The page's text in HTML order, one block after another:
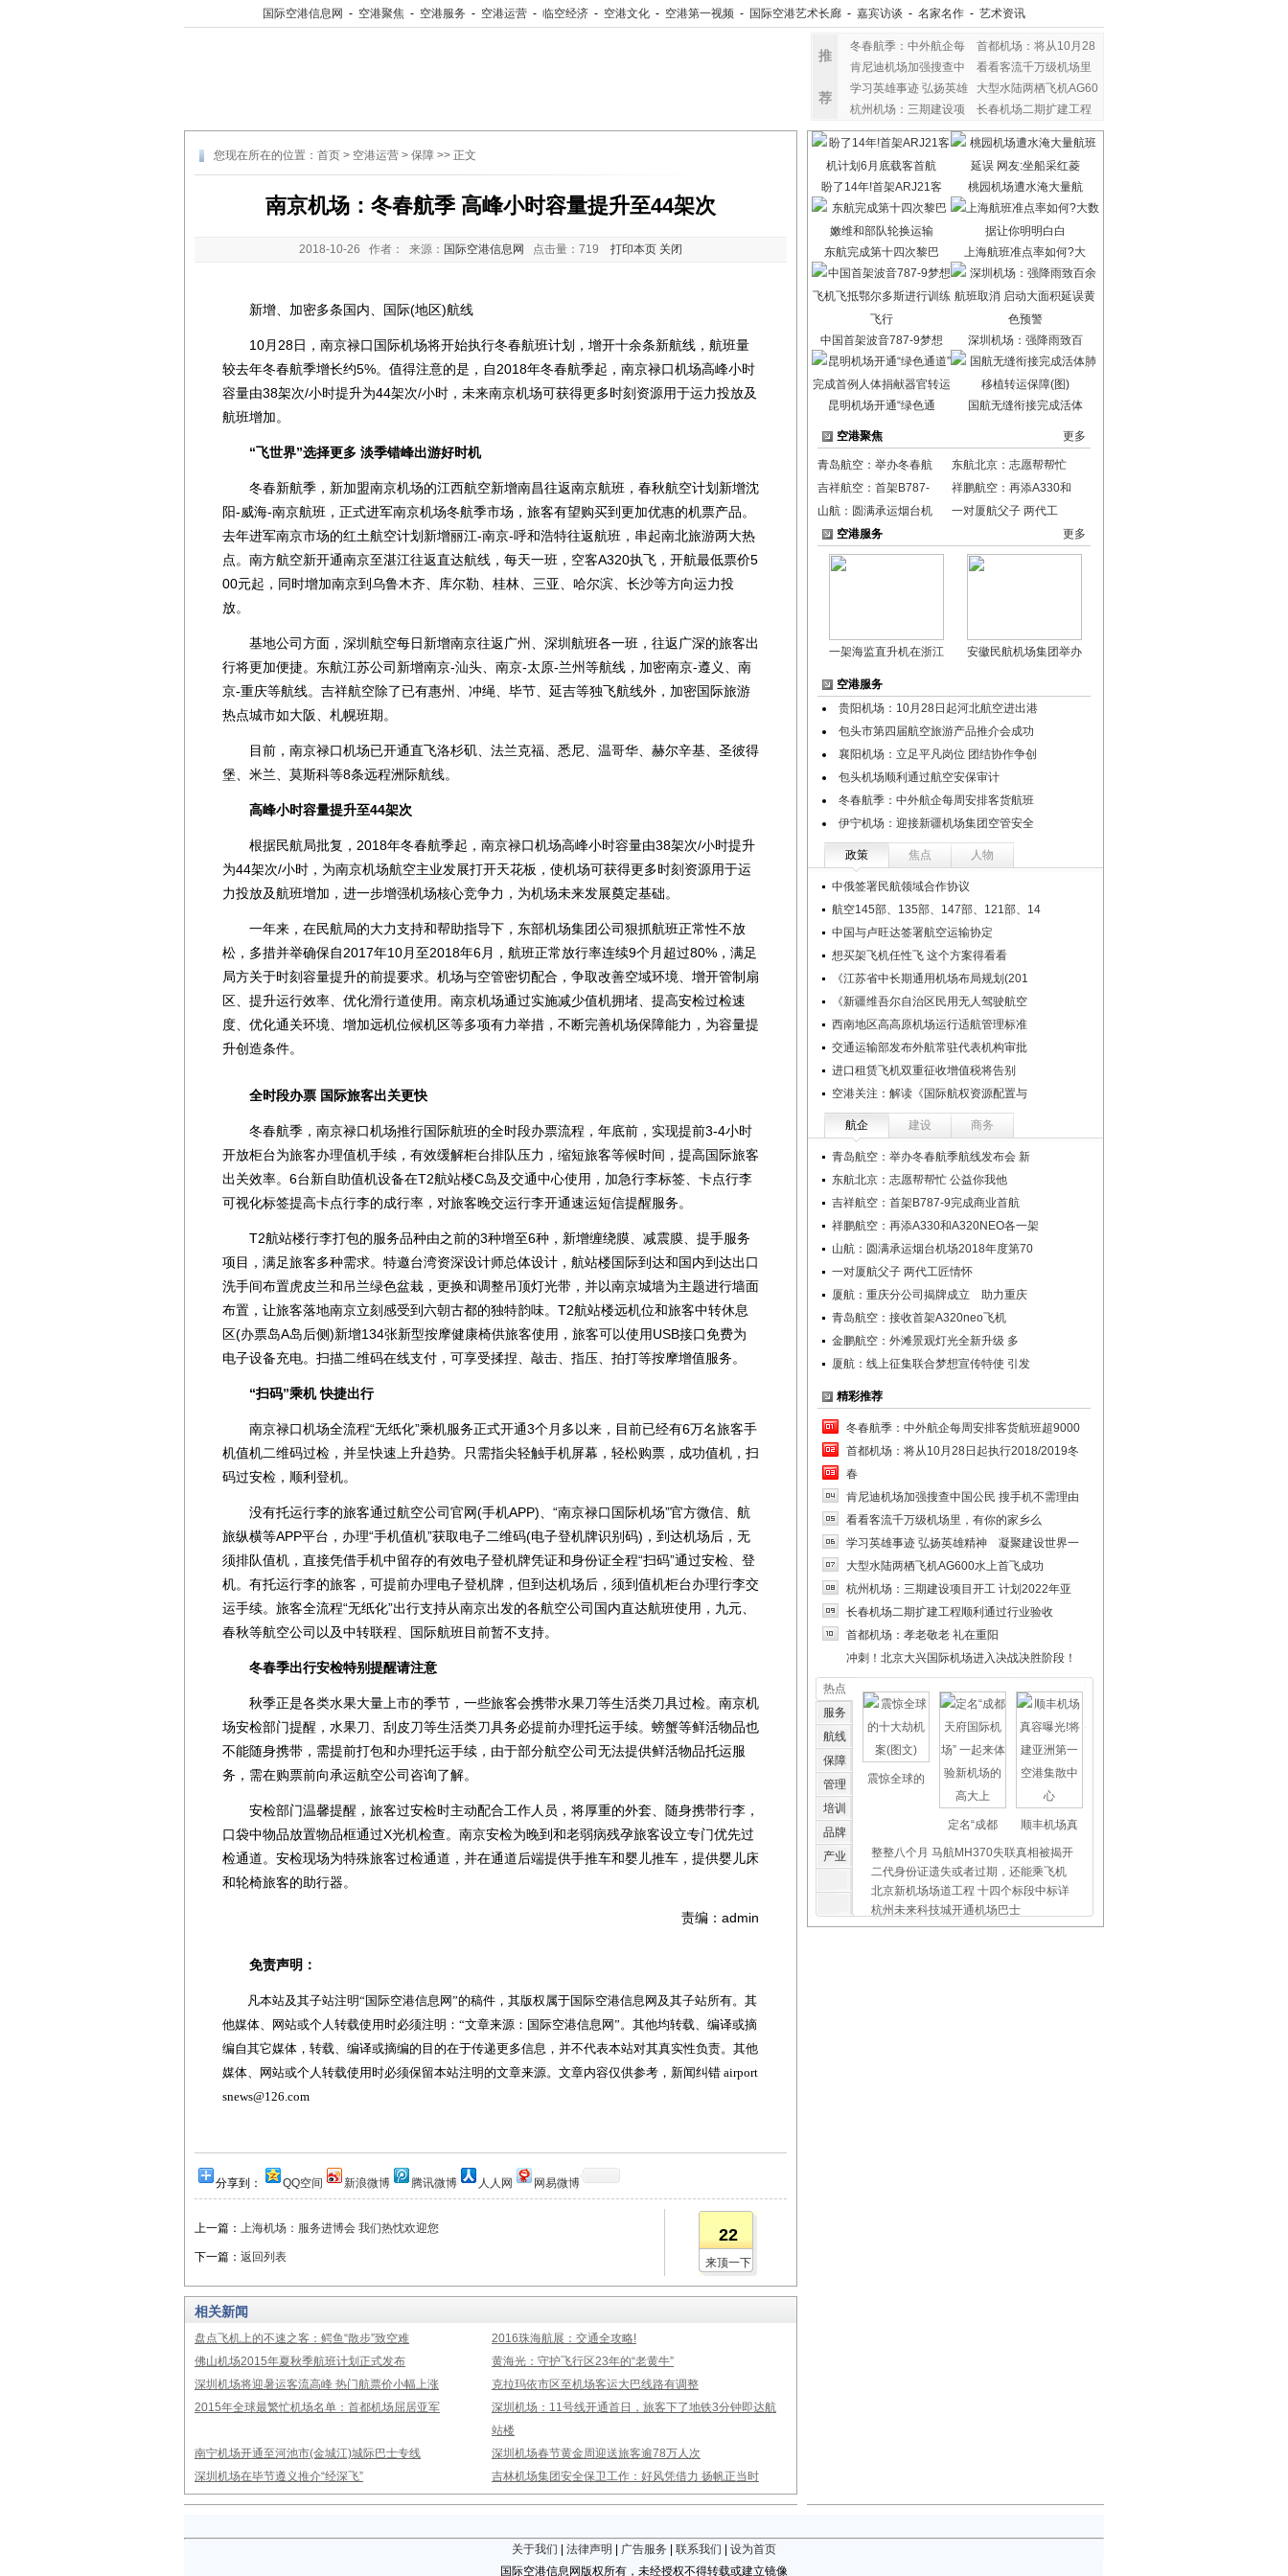
国际空港信息网 - 空港聚焦 - 空港服务 - 空港运营 - 临空经济 - 空港文化 - 空港第一视频 - 国际空港艺术长廊 - 嘉宾访谈 - 名家名作 - 艺术资讯
推
荐
冬春航季：中外航企每
首都机场：将从10月28
肯尼迪机场加强搜查中
看看客流千万级机场里
学习英雄事迹 弘扬英雄
大型水陆两栖飞机AG60
杭州机场：三期建设项
长春机场二期扩建工程
您现在所在的位置： 首页 > 空港运营 > 保障 >> 正文
南京机场：冬春航季 高峰小时容量提升至44架次
2018-10-26 作者： 来源： 国际空港信息网 点击量： 719 打印本页 关闭
新增、加密多条国内、国际(地区)航线
10月28日，南京禄口国际机场将开始执行冬春航班计划，增开十余条新航线，航班量
较去年冬春航季增长约5%。值得注意的是，自2018年冬春航季起，南京禄口机场高峰小时
容量由38架次/小时提升为44架次/小时，未来南京机场可获得更多时刻资源用于运力投放及
航班增加。
“飞世界”选择更多 淡季错峰出游好时机
冬春新航季，新加盟南京机场的江西航空新增南昌往返南京航班，春秋航空计划新增沈
阳-威海-南京航班，正式进军南京机场冬航季市场，旅客有望购买到更加优惠的机票产品。
去年进军南京市场的红土航空计划新增丽江-南京-呼和浩特往返航班，串起南北旅游两大热
点。南方航空新开通南京至湛江往返直达航线，每天一班，空客A320执飞，开航最低票价5
00元起，同时增加南京到乌鲁木齐、库尔勒、桂林、三亚、哈尔滨、长沙等方向运力投
放。
基地公司方面，深圳航空每日新增南京往返广州、深圳航班各一班，往返广深的旅客出
行将更加便捷。东航江苏公司新增南京-汕头、南京-太原-兰州等航线，加密南京-遵义、南
京-重庆等航线。吉祥航空除了已有惠州、冲绳、毕节、延吉等独飞航线外，加密国际旅游
热点城市如大阪、札幌班期。
目前，南京禄口机场已开通直飞洛杉矶、法兰克福、悉尼、温哥华、赫尔辛基、圣彼得
堡、米兰、莫斯科等8条远程洲际航线。
高峰小时容量提升至44架次
根据民航局批复，2018年冬春航季起，南京禄口机场高峰小时容量由38架次/小时提升
为44架次/小时，为南京机场航空主业发展打开天花板，使机场可获得更多时刻资源用于运
力投放及航班增加，进一步增强机场核心竞争力，为机场未来发展奠定基础。
一年来，在民航局的大力支持和帮助指导下，东部机场集团公司狠抓航班正常性不放
松，多措并举确保自2017年10月至2018年6月，航班正常放行率连续9个月超过80%，满足
局方关于时刻容量提升的前提要求。机场与空管密切配合，争取改善空域环境、增开管制扇
区、提升运行效率、优化滑行道使用。南京机场通过实施减少值机拥堵、提高安检过检速
度、优化通关环境、增加远机位候机区等多项有力举措，不断完善机场保障能力，为容量提
升创造条件。
全时段办票 国际旅客出关更快
冬春航季，南京禄口机场推行国际航班的全时段办票流程，年底前，实现提前3-4小时
开放柜台为旅客办理值机手续，有效缓解柜台排队压力，缩短旅客等候时间，提高国际旅客
出关效率。6台新自助值机设备在T2航站楼C岛及交通中心使用，加急行李标签、卡点行李
可视化标签提高卡点行李的成行率，对旅客晚交运行李开通速运短信提醒服务。
T2航站楼行李打包的服务品种由之前的3种增至6种，新增缠绕膜、减震膜、提手服务
项目，满足旅客多种需求。特邀台湾资深设计师总体设计，航站楼国际到达和国内到达出口
洗手间布置虎皮兰和吊兰绿色盆栽，更换和调整吊顶灯光带，并以南京城墙为主题进行墙面
布置，让旅客落地南京立刻感受到六朝古都的独特韵味。T2航站楼远机位和旅客中转休息
区(办票岛A岛后侧)新增134张新型按摩健康椅供旅客使用，旅客可以使用USB接口免费为
电子设备充电。扫描二维码在线支付，可享受揉捏、敲击、指压、拍打等按摩增值服务。
“扫码”乘机 快捷出行
南京禄口机场全流程“无纸化”乘机服务正式开通3个月多以来，目前已经有6万名旅客手
机值机二维码过检，并呈快速上升趋势。只需指尖轻触手机屏幕，轻松购票，成功值机，扫
码过安检，顺利登机。
没有托运行李的旅客通过航空公司官网(手机APP)、“南京禄口国际机场”官方微信、航
旅纵横等APP平台，办理“手机值机”获取电子二维码(电子登机牌识别码)，到达机场后，无
须排队值机，直接凭借手机中留存的有效电子登机牌凭证和身份证全程“扫码”通过安检、登
机。有托运行李的旅客，可提前办理电子登机牌，但到达机场后，须到值机柜台办理行李交
运手续。旅客全流程“无纸化”出行支持从南京出发的各航空公司国内直达航班使用，九元、
春秋等航空公司以及中转联程、国际航班目前暂不支持。
冬春季出行安检特别提醒请注意
秋季正是各类水果大量上市的季节，一些旅客会携带水果刀等生活类刀具过检。南京机
场安检部门提醒，水果刀、刮皮刀等生活类刀具务必提前办理托运手续。螃蟹等鲜活物品也
不能随身携带，需提前打包和办理托运手续，由于部分航空公司无法提供鲜活物品托运服
务，需在购票前向承运航空公司咨询了解。
安检部门温馨提醒，旅客过安检时主动配合工作人员，将厚重的外套、随身携带行李，
口袋中物品放置物品框通过X光机检查。南京安检为晚到和老弱病残孕旅客设立专门优先过
检通道。安检现场为特殊旅客过检通道，并在通道后端提供手推车和婴儿推车，提供婴儿床
和轮椅旅客的助行器。
责编：admin
免责声明：
凡本站及其子站注明“国际空港信息网”的稿件，其版权属于国际空港信息网及其子站所有。其
他媒体、网站或个人转载使用时必须注明：“文章来源：国际空港信息网”。其他均转载、编译或摘
编自其它媒体，转载、编译或摘编的目的在于传递更多信息，并不代表本站对其真实性负责。其他
媒体、网站或个人转载使用时必须保留本站注明的文章来源。文章内容仅供参考，新闻纠错 airport
snews@126.com
分享到： QQ空间 新浪微博 腾讯微博 人人网 网易微博
上一篇： 上海机场：服务进博会 我们热忱欢迎您
下一篇： 返回列表
22
来顶一下
相关新闻
盘点飞机上的不速之客：鳄鱼“散步”致空难
2016珠海航展：交通全攻略!
佛山机场2015年夏秋季航班计划正式发布
黄海光：守护飞行区23年的“老黄牛”
深圳机场将迎暑运客流高峰 热门航票价小幅上涨
克拉玛依市区至机场客运大巴线路有调整
2015年全球最繁忙机场名单：首都机场屈居亚军
深圳机场：11号线开通首日，旅客下了地铁3分钟即达航
站楼
南宁机场开通至河池市(金城江)城际巴士专线
深圳机场春节黄金周迎送旅客逾78万人次
深圳机场在毕节遵义推介“经深飞”
吉林机场集团安全保卫工作：好风凭借力 扬帆正当时
盼了14年!首架ARJ21客 桃园机场遭水淹大量航
东航完成第十四次黎巴 上海航班准点率如何?大
中国首架波音787-9梦想 深圳机场：强降雨致百
昆明机场开通“绿色通 国航无缝衔接完成活体
空港聚焦 更多
青岛航空：举办冬春航
东航北京：志愿帮帮忙
吉祥航空：首架B787-
祥鹏航空：再添A330和
山航：圆满承运烟台机
一对厦航父子 两代工
空港服务
更多
一架海监直升机在浙江 安徽民航机场集团举办
空港服务
贵阳机场：10月28日起河北航空进出港
包头市第四届航空旅游产品推介会成功
襄阳机场：立足平凡岗位 团结协作争创
包头机场顺利通过航空安保审计
冬春航季：中外航企每周安排客货航班
伊宁机场：迎接新疆机场集团空管安全
政策 焦点 人物
中俄签署民航领域合作协议
航空145部、135部、147部、121部、14
中国与卢旺达签署航空运输协定
想买架飞机任性飞 这个方案得看看
《江苏省中长期通用机场布局规划(201
《新疆维吾尔自治区民用无人驾驶航空
西南地区高高原机场运行适航管理标准
交通运输部发布外航常驻代表机构审批
进口租赁飞机双重征收增值税将告别
空港关注：解读《国际航权资源配置与
航企 建设 商务
青岛航空：举办冬春航季航线发布会 新
东航北京：志愿帮帮忙 公益你我他
吉祥航空：首架B787-9完成商业首航
祥鹏航空：再添A330和A320NEO各一架
山航：圆满承运烟台机场2018年度第70
一对厦航父子 两代工匠情怀
厦航：重庆分公司揭牌成立 助力重庆
青岛航空：接收首架A320neo飞机
金鹏航空：外滩景观灯光全新升级 多
厦航：线上征集联合梦想宣传特使 引发
精彩推荐
冬春航季：中外航企每周安排客货航班超9000
首都机场：将从10月28日起执行2018/2019冬
春
肯尼迪机场加强搜查中国公民 搜手机不需理由
看看客流千万级机场里，有你的家乡么
学习英雄事迹 弘扬英雄精神 凝聚建设世界一
大型水陆两栖飞机AG600水上首飞成功
杭州机场：三期建设项目开工 计划2022年亚
长春机场二期扩建工程顺利通过行业验收
首都机场：孝老敬老 礼在重阳
冲刺！北京大兴国际机场进入决战决胜阶段！
热点
服务
航线
保障
管理
培训
品牌
产业
震惊全球的
定名“成都 顺丰机场真
整整八个月 马航MH370失联真相被揭开
二代身份证遗失或者过期，还能乘飞机
北京新机场场道工程 十四个标段中标详
杭州未来科技城开通机场巴士
上海虹桥、浦东机场外币兑换点位置介
关于我们 法律声明 广告服务 联系我们
设为首页
国际空港信息网版权所有，未经授权不得转载或建立镜像